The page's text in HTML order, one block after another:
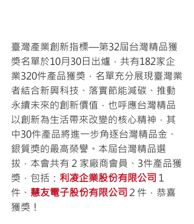
臺灣產業創新指標—第32屆台灣精品獲
獎名單於10月30日出爐，共有182家企
業320件產品獲獎，名單充分展現臺灣業
者結合新興科技、落實節能減碳、推動
永續未來的創新價值，也呼應台灣精品
以創新為生活帶來改變的核心精神，其
中30件產品將進一步角逐台灣精品金、
銀質獎的最高榮譽。本屆台灣精品選
拔，本會共有 2 家廠商會員、3件產品獲
獎，包括： 利凌企業股份有限公司 １
件、 慧友電子股份有限公司 ２件，恭喜
獲獎！